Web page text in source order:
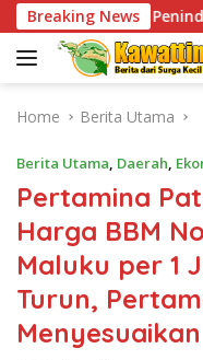
Skip
to
content
Breaking News
Tegas dan
Home Berita Utama
Berita Utama, Daerah,
Pertamina
Harga BBM
Maluku per 1
Turun,
Menyesuaikan